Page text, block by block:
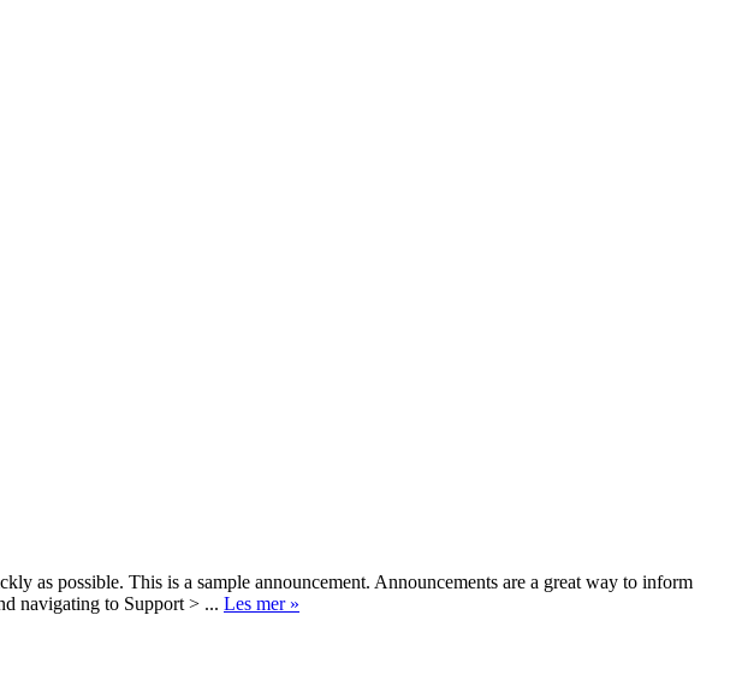
as possible. This is a sample announcement. Announcements are a great way to inform
navigating to Support > ... Les mer »